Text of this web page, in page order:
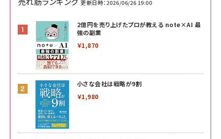
更新日時：2026/06/26 19:00
2億円を売り上げたプロが教える note×AI 最
強の副業
￥1,870
小さな会社は戦略が9割
￥1,980